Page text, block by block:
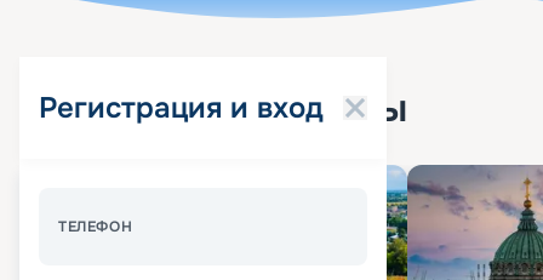
Регистрация и вход
ТЕЛЕФОН
Популярные круизы